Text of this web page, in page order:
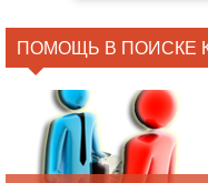
ПОМОЩЬ В ПОИСКЕ